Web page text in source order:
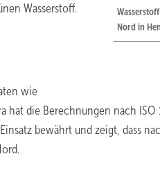
Nord in
Wasserstoff.
wie
hat die Berechnungen nach
bewährt und zeigt, dass